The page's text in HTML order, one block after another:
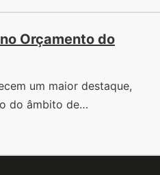
Orçamento do
um maior destaque,
do âmbito de…